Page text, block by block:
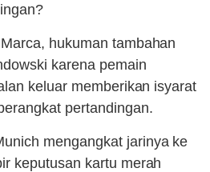
hukuman tambahan
karena pemain
keluar memberikan isyarat
pertandingan.
mengangkat jarinya ke
keputusan kartu merah